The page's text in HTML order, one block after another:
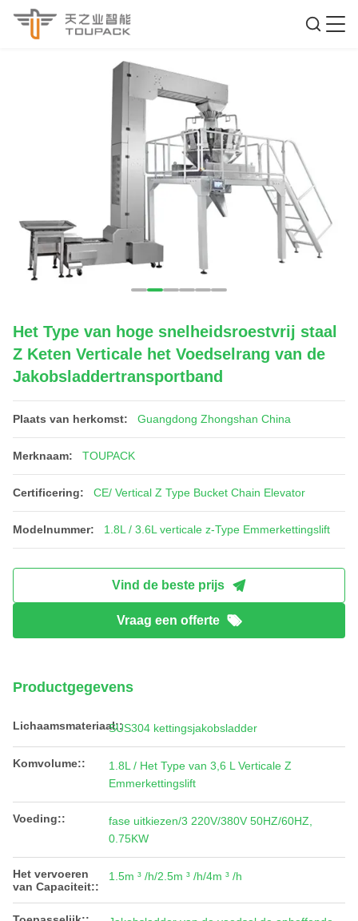
Het Type van hoge snelheidsroestvrij staal
Z Keten Verticale het Voedselrang van de
Jakobsladdertransportband
Plaats van herkomst: Guangdong Zhongshan China
Merknaam: TOUPACK
Certificering: CE/ Vertical Z Type Bucket Chain Elevator
Modelnummer: 1.8L / 3.6L verticale z-Type Emmerkettingslift
Vind de beste prijs
Vraag een offerte
Productgegevens
Lichaamsmateriaal::SUS304 kettingsjakobsladder
Komvolume::
1.8L / Het Type van 3,6 L Verticale Z
Emmerkettingslift
Voeding::
fase uitkiezen/3 220V/380V 50HZ/60HZ,
0.75KW
Het vervoeren
van Capaciteit::
1.5m ³ /h/2.5m ³ /h/4m ³ /h